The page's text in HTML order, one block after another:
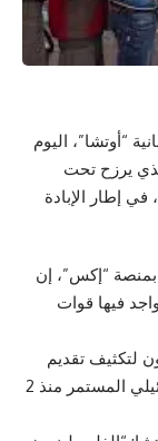
“أوتشا”، اليوم
يرزح تحت
إطار الإبادة
“إكس”، إن
فيها قوات
لتكثيف تقديم
المساعدات لقطاع غزة فور رفع الحصار الإسرائيلي المستمر منذ 2